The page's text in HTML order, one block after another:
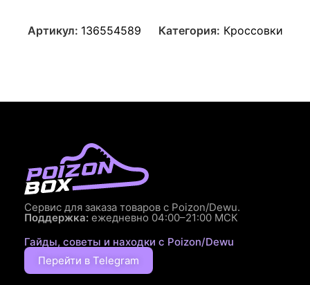
Артикул: 136554589 Категория: Кроссовки
Сервис для заказа товаров с Poizon/Dewu.
Поддержка: ежедневно 04:00–21:00 МСК
Гайды, советы и находки с Poizon/Dewu
Перейти в Telegram